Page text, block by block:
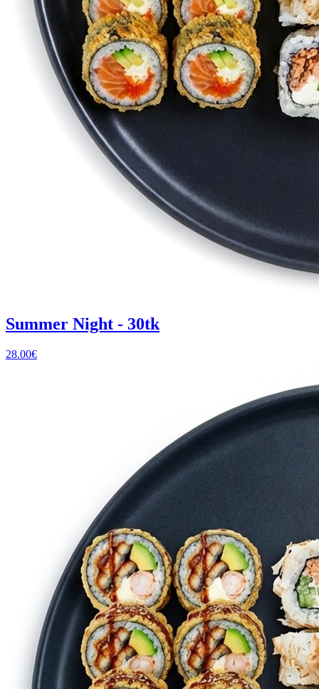
Summer Night - 30tk
28.00€